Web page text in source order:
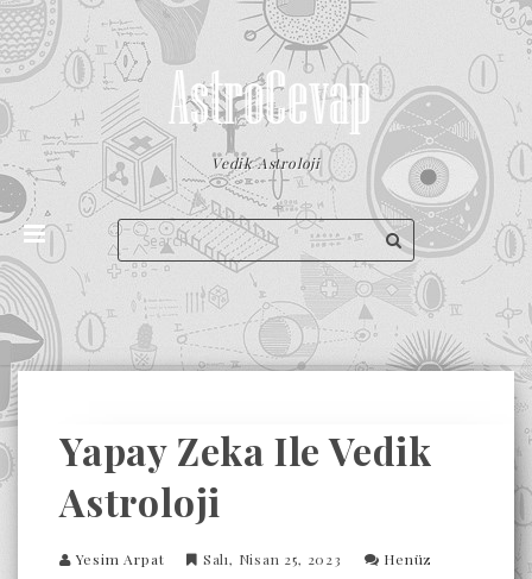
Vedik Astroloji
Yapay Zeka Ile Vedik
Astroloji
Yesim Arpat Salı, Nisan 25, 2023
Henüz